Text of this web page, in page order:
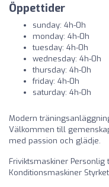
Öppettider
sunday: 4h-0h
monday: 4h-0h
tuesday: 4h-0h
wednesday: 4h-0h
thursday: 4h-0h
friday: 4h-0h
saturday: 4h-0h
Modern
Välkommen till
med passion och glädje.
Friviktsmaskiner
Konditionsmaskiner